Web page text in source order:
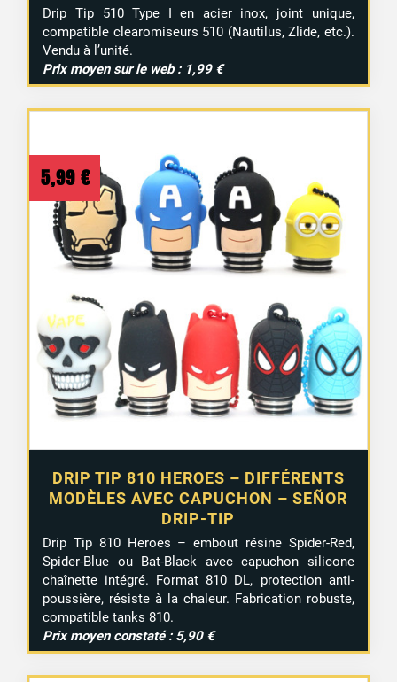
Drip Tip 510 Type I en acier inox, joint unique,
compatible clearomiseurs 510 (Nautilus, Zlide, etc.).
Vendu à l’unité.
Prix moyen sur le web : 1,99 €
DRIP TIP 810 HEROES – DIFFÉRENTS
MODÈLES AVEC CAPUCHON – SEÑOR
DRIP-TIP
5,99 €
Drip Tip 810 Heroes – embout résine Spider-Red,
Spider-Blue ou Bat-Black avec capuchon silicone
chaînette intégré. Format 810 DL, protection anti-
poussière, résiste à la chaleur. Fabrication robuste,
compatible tanks 810.
Prix moyen constaté : 5,90 €